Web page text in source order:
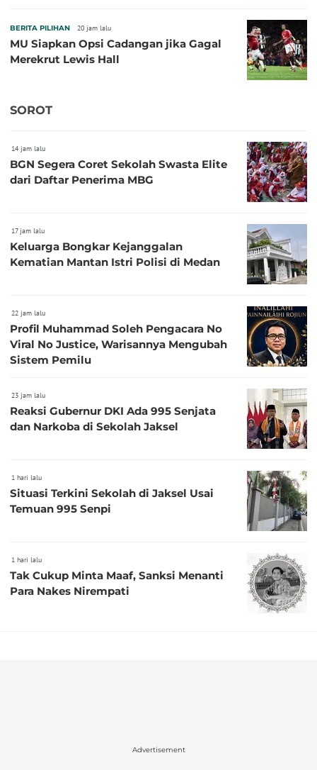
BERITA PILIHAN 20 jam lalu
MU Siapkan Opsi Cadangan jika Gagal
Merekrut Lewis Hall
SOROT
14 jam lalu
BGN Segera Coret Sekolah Swasta Elite
dari Daftar Penerima MBG
17 jam lalu
Keluarga Bongkar Kejanggalan
Kematian Mantan Istri Polisi di Medan
22 jam lalu
Profil Muhammad Soleh Pengacara No
Viral No Justice, Warisannya Mengubah
Sistem Pemilu
23 jam lalu
Reaksi Gubernur DKI Ada 995 Senjata
dan Narkoba di Sekolah Jaksel
1 hari lalu
Situasi Terkini Sekolah di Jaksel Usai
Temuan 995 Senpi
1 hari lalu
Tak Cukup Minta Maaf, Sanksi Menanti
Para Nakes Nirempati
Advertisement